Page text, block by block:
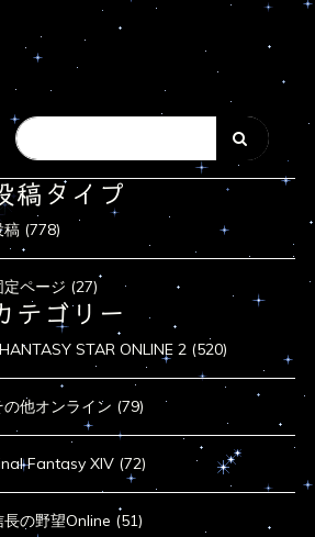
稿タイプ
稿 (778)
定ページ (27)
テゴリー
STAR ONLINE 2 (520)
の他オンライン (79)
Fantasy XIV (72)
長の野望Online (51)